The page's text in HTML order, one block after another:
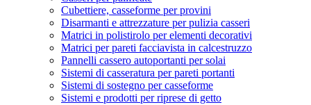
Cubettiere, casseforme per provini
Disarmanti e attrezzature per pulizia casseri
Matrici in polistirolo per elementi decorativi
Matrici per pareti facciavista in calcestruzzo
Pannelli cassero autoportanti per solai
Sistemi di casseratura per pareti portanti
Sistemi di sostegno per casseforme
Sistemi e prodotti per riprese di getto